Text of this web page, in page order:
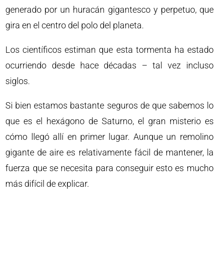
generado por un huracán gigantesco y perpetuo, que
gira en el centro del polo del planeta.
Los científicos estiman que esta tormenta ha estado
ocurriendo desde hace décadas – tal vez incluso
siglos.
Si bien estamos bastante seguros de que sabemos lo
que es el hexágono de Saturno, el gran misterio es
cómo llegó allí en primer lugar. Aunque un remolino
gigante de aire es relativamente fácil de mantener, la
fuerza que se necesita para conseguir esto es mucho
más difícil de explicar.